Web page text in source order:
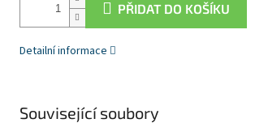
PŘIDAT DO KOŠÍKU
Detailní informace
Související soubory